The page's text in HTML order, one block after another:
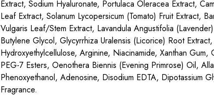
Extract, Sodium Hyaluronate, Portulaca Oleracea Extract,
Leaf Extract, Solanum Lycopersicum (Tomato) Fruit Extract,
Vulgaris Leaf/Stem Extract, Lavandula Angustifolia
Butylene Glycol, Glycyrrhiza Uralensis (Licorice) Root
Hydroxyethylcellulose, Arginine, Niacinamide, Xanthan Gum,
PEG-7 Esters, Oenothera Biennis (Evening Primrose) Oil,
Phenoxyethanol, Adenosine, Disodium EDTA, Dipotassium
Fragrance.